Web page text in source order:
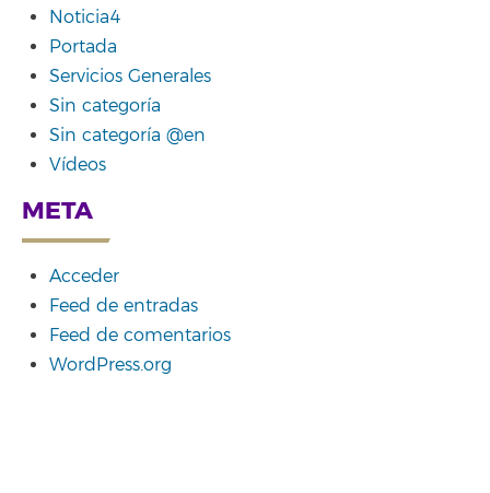
Noticia4
Portada
Servicios Generales
Sin categoría
Sin categoría @en
Vídeos
META
Acceder
Feed de entradas
Feed de comentarios
WordPress.org